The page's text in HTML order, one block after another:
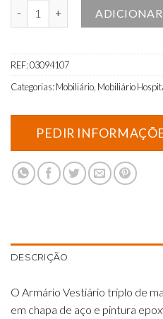
ADICIONAR
REF:03094107
Categorias: Mobiliário Mobiliário
DESCRIÇÃO
O Armário Vestiário triplo de
em chapa de aço e pintura